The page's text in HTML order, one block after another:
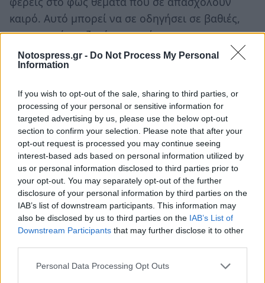
Notospress.gr - Do Not Process My Personal
Information
If you wish to opt-out of the sale, sharing to third parties, or
processing of your personal or sensitive information for
targeted advertising by us, please use the below opt-out
section to confirm your selection. Please note that after your
opt-out request is processed you may continue seeing
interest-based ads based on personal information utilized by
us or personal information disclosed to third parties prior to
your opt-out. You may separately opt-out of the further
disclosure of your personal information by third parties on the
IAB’s list of downstream participants. This information may
also be disclosed by us to third parties on the IAB’s List of
Downstream Participants that may further disclose it to other
Personal Data Processing Opt Outs
καιρό. Αυτό μπορεί να σε οδηγήσει σε βαθιές,
ουσιαστικές συζητήσεις με άτομα που
εμπιστεύεσαι. Δώσε προσοχή στα σημάδια που
σού δείχνει η διαίσθησή σου, ενώ αν
ευκαιρία.
Οι τυχεροί αριθμοί για σήμερα: 8, 24, 4, 39, 41,
47 και 30
Σκορπιός ♏
Η σύνοδος του Ήλιου με τον Ερμή που
ολοκληρώνεται στον 7 ο σου, φέρνει στο
προσκήνιο τις σχέσεις και τον τρόπο που
συνδέεσαι με τους άλλους. Η διάθεσή σου είναι